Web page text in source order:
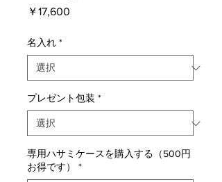
￥17,600
名入れ *
プレゼント包装 *
専用ハサミケースを購入する（500円
お得です）
*